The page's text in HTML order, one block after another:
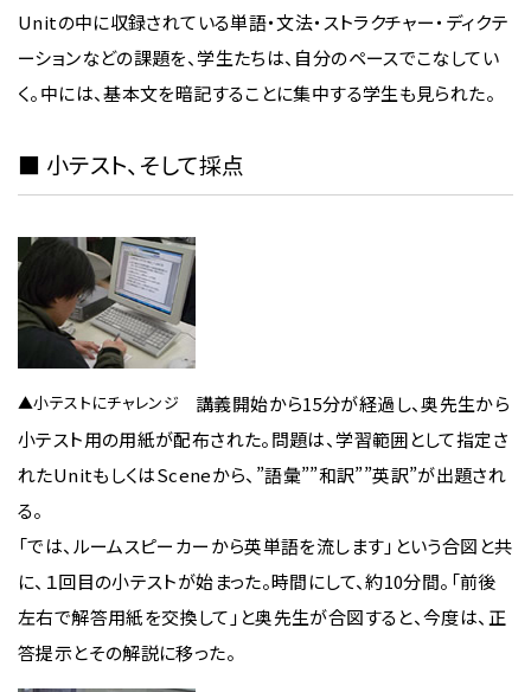
Unitの中に収録されている単語・文法・ストラクチャー・ディクテ
ーションなどの課題を、学生たちは、自分のペースでこなしてい
く。中には、基本文を暗記することに集中する学生も見られた。
■ 小テスト、そして採点
▲小テストにチャレンジ
講義開始から15分が経過し、奥先生から
小テスト用の用紙が配布された。問題は、学習範囲として指定さ
れたUnitもしくはSceneから、”語彙””和訳””英訳”が出題され
る。
「では、ルームスピーカーから英単語を流します」という合図と共
に、１回目の小テストが始まった。時間にして、約10分間。「前後
左右で解答用紙を交換して」と奥先生が合図すると、今度は、正
答提示とその解説に移った。